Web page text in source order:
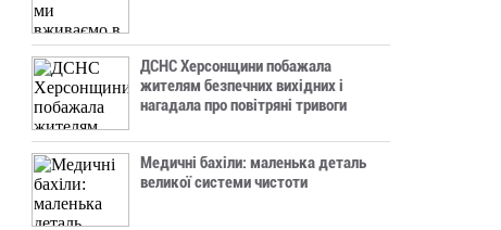
ДСНС Херсонщини побажала
жителям безпечних вихідних і
нагадала про повітряні тривоги
Медичні бахіли: маленька деталь
великої системи чистоти